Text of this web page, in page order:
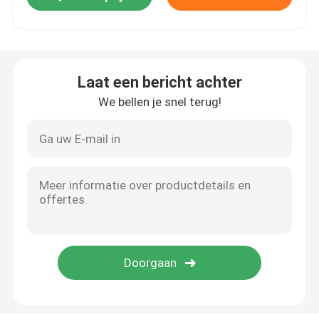
Geofabriczandzakken
Plastic Drainageraad
Laat een bericht achter
We bellen je snel terug!